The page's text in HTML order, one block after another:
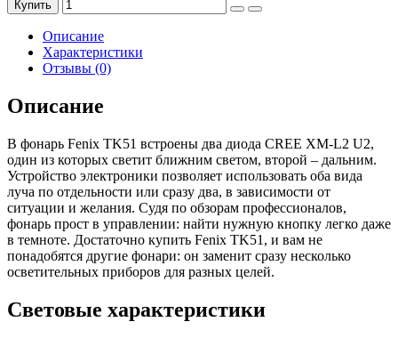
Купить
Описание
Характеристики
Отзывы (0)
Описание
В фонарь Fenix TK51 встроены два диода CREE XM-L2 U2,
один из которых светит ближним светом, второй – дальним.
Устройство электроники позволяет использовать оба вида
луча по отдельности или сразу два, в зависимости от
ситуации и желания. Судя по обзорам профессионалов,
фонарь прост в управлении: найти нужную кнопку легко даже
в темноте. Достаточно купить Fenix TK51, и вам не
понадобятся другие фонари: он заменит сразу несколько
осветительных приборов для разных целей.
Световые характеристики